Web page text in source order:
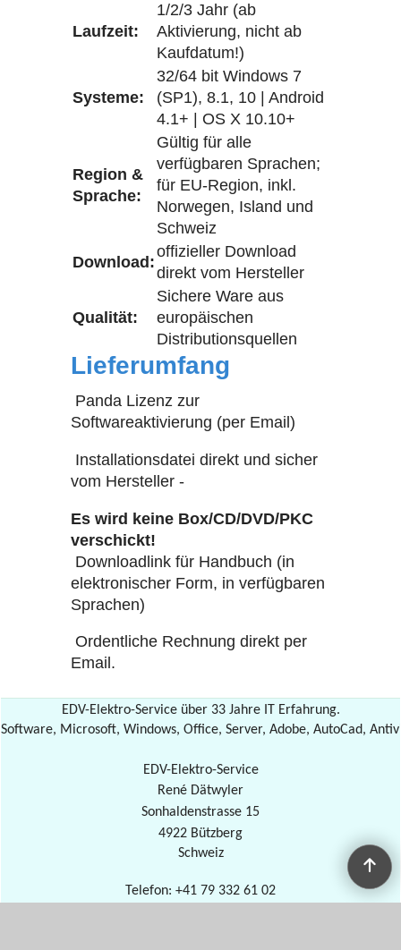
Laufzeit:
1/2/3 Jahr (ab
Aktivierung, nicht ab
Kaufdatum!)
Systeme:
32/64 bit Windows 7
(SP1), 8.1, 10 | Android
4.1+ | OS X 10.10+
Region &
Sprache:
Gültig für alle
verfügbaren Sprachen;
für EU-Region, inkl.
Norwegen, Island und
Schweiz
Download:
offizieller Download
direkt vom Hersteller
Qualität:
Sichere Ware aus
europäischen
Distributionsquellen
Lieferumfang
Panda Lizenz zur
Softwareaktivierung (per Email)
Installationsdatei direkt und sicher
vom Hersteller -
Es wird keine Box/CD/DVD/PKC
verschickt!
Downloadlink für Handbuch (in
elektronischer Form, in verfügbaren
Sprachen)
Ordentliche Rechnung direkt per
Email.
EDV-Elektro-Service über 33 Jahre IT Erfahrung.
Software, Microsoft, Windows, Office, Server, Adobe, AutoCad,
EDV-Elektro-Service
René Dätwyler
Sonhaldenstrasse 15
4922 Bützberg
Schweiz
Telefon: +41 79 332 61 02